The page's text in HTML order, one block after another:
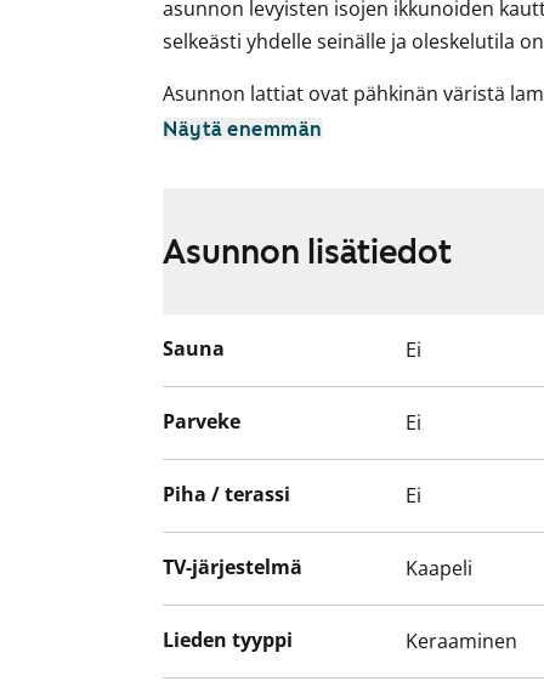
asunnon levyisten isojen ikkunoiden
selkeästi yhdelle seinälle ja oleskelutila
Asunnon lattiat ovat pähkinän väristä
seiniä elävöittää yksi vaaleaan siniseen
pakastin, keraaminen liesi ja liesikupu,
Mustavalkoisen kylpyhuoneen seinät
Pyykinpesukoneelle ja kuivausrummulle
Tule kurkkaamaan paikan päälle ja
Asunnot ovat savuttomia.
Näytä enemmän
Asunnon lisätiedot
Sauna Ei
Parveke Ei
Piha / terassi Ei
TV-järjestelmä Kaapeli
Lieden tyyppi Keraaminen